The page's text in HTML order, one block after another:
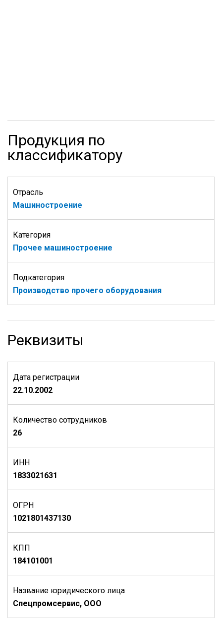
Продукция по
классификатору
Отрасль
Машиностроение
Категория
Прочее машиностроение
Подкатегория
Производство прочего оборудования
Реквизиты
Дата регистрации
22.10.2002
Количество сотрудников
26
ИНН
1833021631
ОГРН
1021801437130
КПП
184101001
Название юридического лица
Спецпромсервис, ООО